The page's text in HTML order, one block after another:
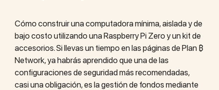
Cómo construir una computadora mínima, aislada y de
bajo costo utilizando una Raspberry Pi Zero y un kit de
accesorios. Si llevas un tiempo en las páginas de Plan ₿
Network, ya habrás aprendido que una de las
configuraciones de seguridad más recomendadas,
casi una obligación, es la gestión de fondos mediante